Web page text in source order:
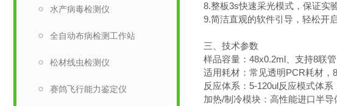
水产病毒检测仪
全自动布病检测工作站
松材线虫检测仪
赛鸽飞行能力鉴定仪
8.整板3s快速采光模式，保证实
9.简洁直观的软件引导，轻松开
三、技术参数
样品容量：48x0.2ml、支持8联管
适用耗材：常见透明PCR耗材，
反应体系：5-120ul反应模式体系
加热/制冷模块：高性能进口半导